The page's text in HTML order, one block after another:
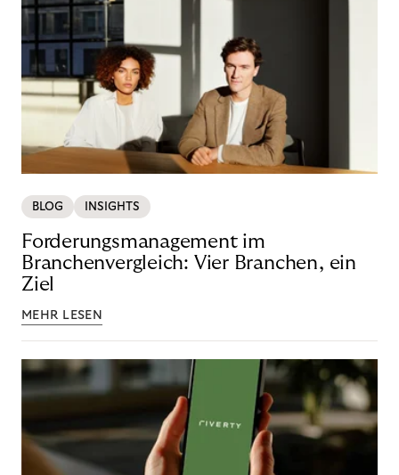
BLOG INSIGHTS
Forderungsmanagement im
Branchenvergleich: Vier Branchen, ein
Ziel
MEHR LESEN